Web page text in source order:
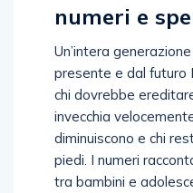
numeri e
Un’intera
presente e dal futuro
chi dovrebbe
invecchia
diminuiscono e chi
piedi. I numeri
tra bambini e